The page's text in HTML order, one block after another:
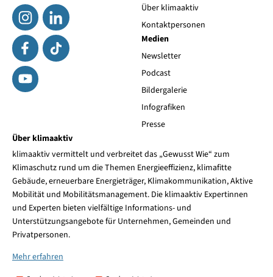
Über klimaaktiv
Kontaktpersonen
Medien
Newsletter
Podcast
Bildergalerie
Infografiken
Presse
Über klimaaktiv
klimaaktiv vermittelt und verbreitet das „Gewusst Wie“ zum
Klimaschutz rund um die Themen Energieeffizienz, klimafitte
Gebäude, erneuerbare Energieträger, Klimakommunikation, Aktive
Mobilität und Mobilitätsmanagement. Die klimaaktiv Expertinnen
und Experten bieten vielfältige Informations- und
Unterstützungsangebote für Unternehmen, Gemeinden und
Privatpersonen.
Mehr erfahren